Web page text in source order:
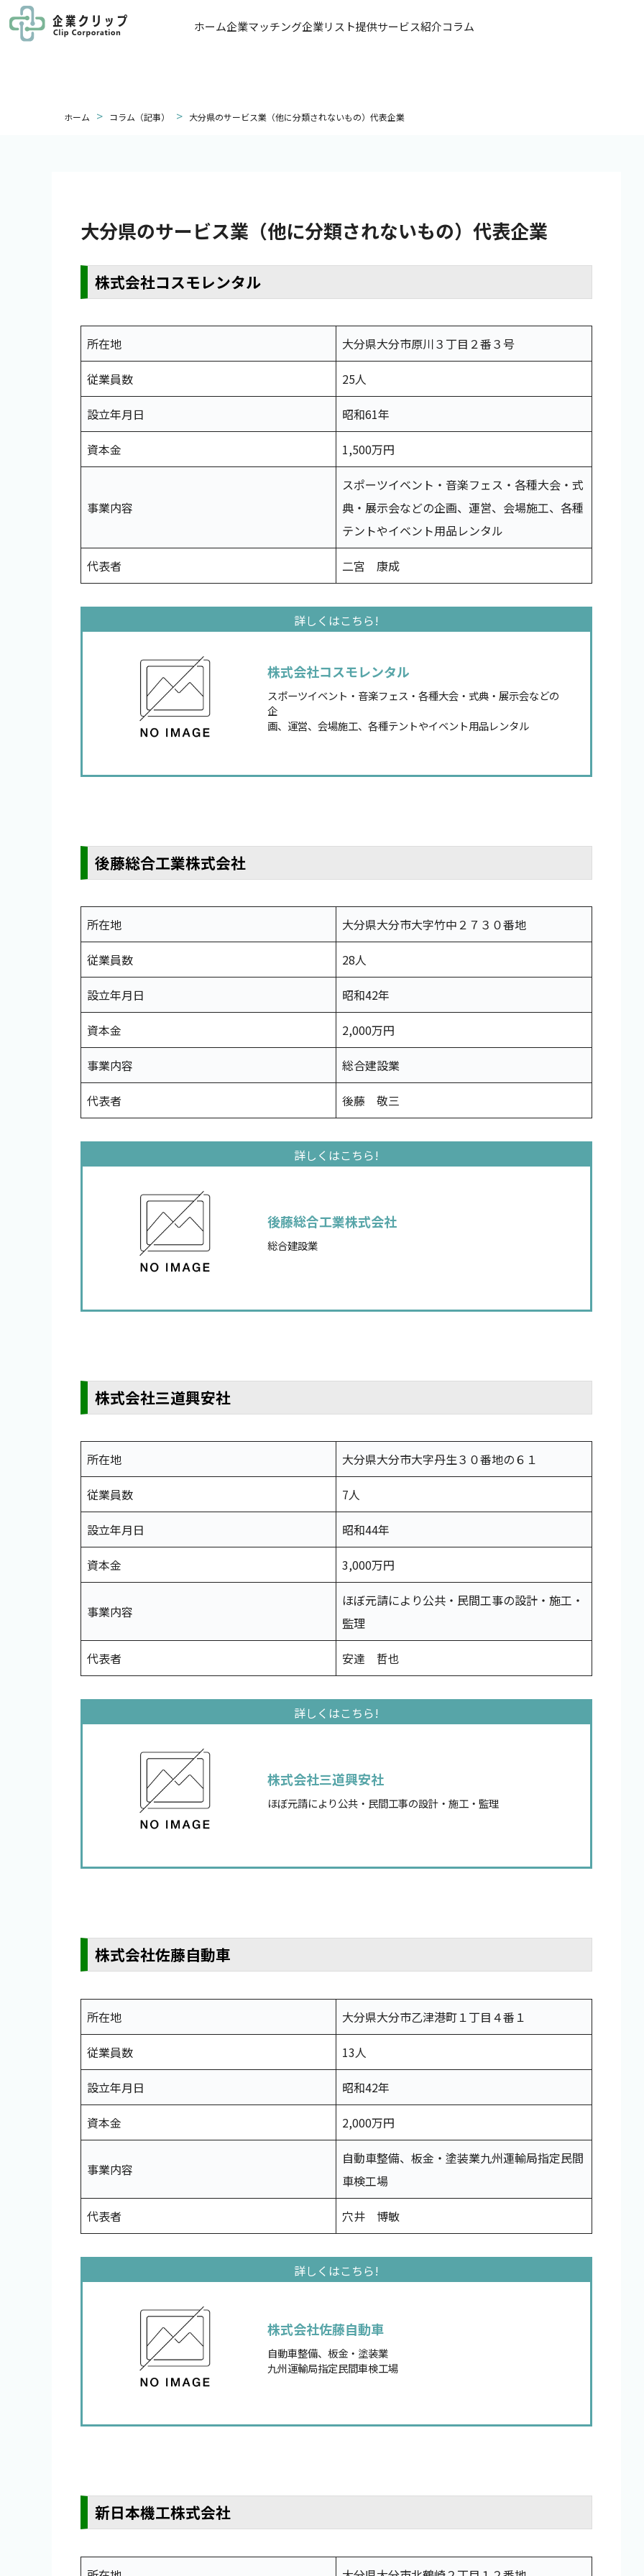
ホーム企業マッチング企業リスト提供サービス紹介コラム
ホーム > コラム（記事） > 大分県のサービス業（他に分類されないもの）代表企業
大分県のサービス業（他に分類されないもの）代表企業
株式会社コスモレンタル
所在地 大分県大分市原川３丁目２番３号
従業員数 25人
設立年月日 昭和61年
資本金 1,500万円
事業内容
スポーツイベント・音楽フェス・各種大会・式
典・展示会などの企画、運営、会場施工、各種
テントやイベント用品レンタル
代表者 二宮 康成
株式会社コスモレンタル
スポーツイベント・音楽フェス・各種大会・式典・展示会などの
企
画、運営、会場施工、各種テントやイベント用品レンタル
後藤総合工業株式会社
所在地 大分県大分市大字竹中２７３０番地
従業員数 28人
設立年月日 昭和42年
資本金 2,000万円
事業内容 総合建設業
代表者 後藤 敬三
後藤総合工業株式会社
総合建設業
株式会社三道興安社
所在地 大分県大分市大字丹生３０番地の６１
従業員数 7人
設立年月日 昭和44年
資本金 3,000万円
事業内容
ほぼ元請により公共・民間工事の設計・施工・
監理
代表者 安達 哲也
株式会社三道興安社
ほぼ元請により公共・民間工事の設計・施工・監理
株式会社佐藤自動車
所在地 大分県大分市乙津港町１丁目４番１
従業員数 13人
設立年月日 昭和42年
資本金 2,000万円
事業内容
自動車整備、板金・塗装業九州運輸局指定民間
車検工場
代表者 穴井 博敏
株式会社佐藤自動車
自動車整備、板金・塗装業
九州運輸局指定民間車検工場
新日本機工株式会社